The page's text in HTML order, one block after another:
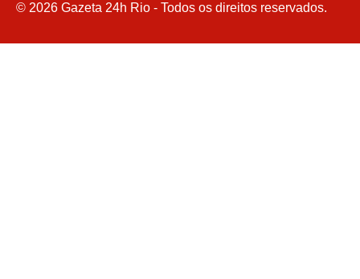
© 2026 Gazeta 24h Rio - Todos os direitos reservados.